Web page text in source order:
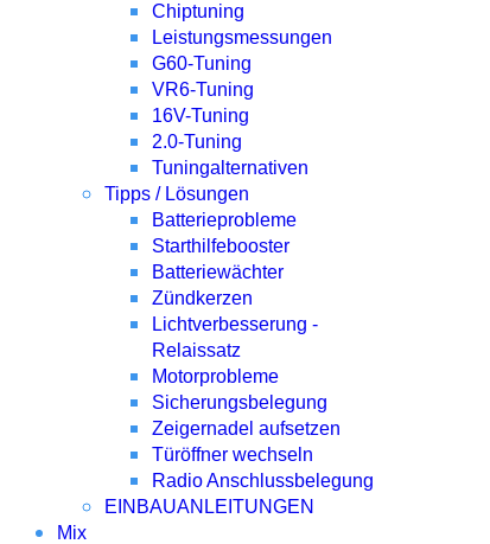
Chiptuning
Leistungsmessungen
G60-Tuning
VR6-Tuning
16V-Tuning
2.0-Tuning
Tuningalternativen
Tipps / Lösungen
Batterieprobleme
Starthilfebooster
Batteriewächter
Zündkerzen
Lichtverbesserung -
Relaissatz
Motorprobleme
Sicherungsbelegung
Zeigernadel aufsetzen
Türöffner wechseln
Radio Anschlussbelegung
EINBAUANLEITUNGEN
Mix